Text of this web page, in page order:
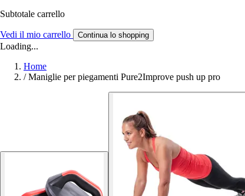
Subtotale carrello
Vedi il mio carrello Continua lo shopping
Loading...
Home
/ Maniglie per piegamenti Pure2Improve push up pro